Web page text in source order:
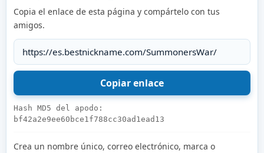
Copia el enlace de esta página y compártelo con tus
amigos.
Hash MD5 del apodo:
bf42a2e9ee60bce1f788cc30ad1ead13
Crea un nombre único, correo electrónico, marca o